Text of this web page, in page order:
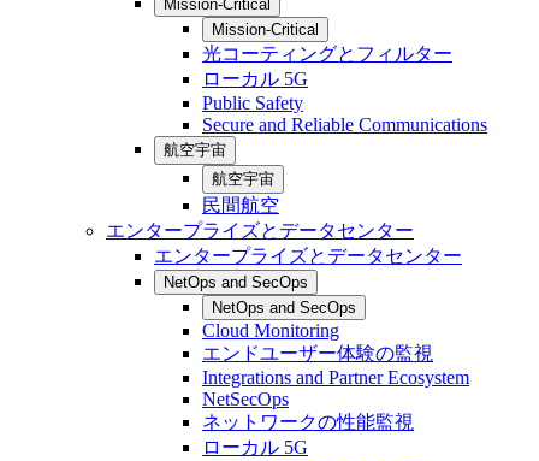
Mission-Critical
Mission-Critical
光コーティングとフィルター
ローカル 5G
Public Safety
Secure and Reliable Communications
航空宇宙
航空宇宙
民間航空
エンタープライズとデータセンター
エンタープライズとデータセンター
NetOps and SecOps
NetOps and SecOps
Cloud Monitoring
エンドユーザー体験の監視
Integrations and Partner Ecosystem
NetSecOps
ネットワークの性能監視
ローカル 5G